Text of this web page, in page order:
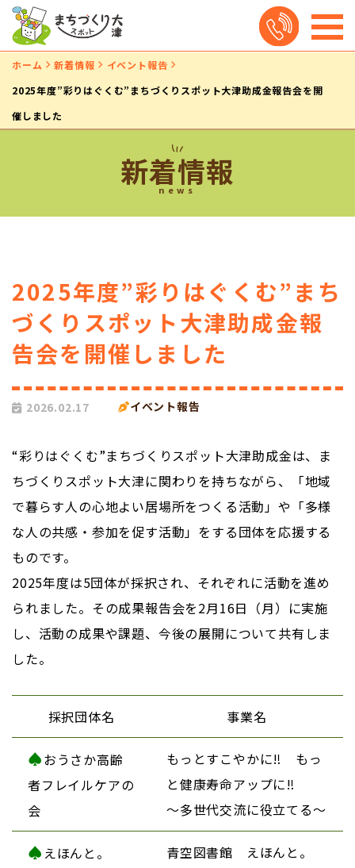
ホーム 新着情報
イベント報告
2025年度”彩りはぐくむ”まちづくりスポット大津助成金報告会を開
催しました
新着情報
news
2025年度”彩りはぐくむ”まち
づくりスポット大津助成金報
告会を開催しました
2026.02.17 イベント報告
“彩りはぐくむ”まちづくりスポット大津助成金は、ま
ちづくりスポット大津に関わりを持ちながら、「地域
で暮らす人の心地よい居場所をつくる活動」や「多様
な人の共感・参加を促す活動」をする団体を応援する
ものです。
2025年度は5団体が採択され、それぞれに活動を進め
られました。その成果報告会を2月16日（月）に実施
し、活動の成果や課題、今後の展開について共有しま
した。
採択団体名 事業名
♠おうさか高齢
者フレイルケアの
会
もっとすこやかに‼ もっ
と健康寿命アップに‼
～多世代交流に役立てる～
♠ えほんと。 青空図書館 えほんと。